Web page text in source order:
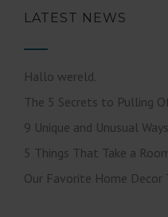
LATEST NEWS
Hallo wereld.
The 5 Secrets to Pulling
9 Unique and Unusual
5 Things That Take a
Our Favorite Home Decor